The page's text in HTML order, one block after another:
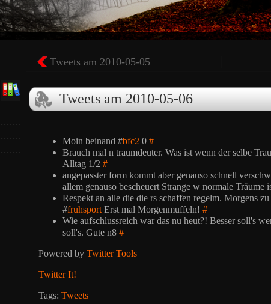
Tweets am 2010-05-05
Tweets am 2010-05-06
Moin beinand #bfc2 0 #
Brauch mal n traumdeuter. Was ist wenn der selbe
Alltag 1/2 #
angepasster form kommt aber genauso schnell
allem genauso bescheuert Strange w normale Träume
Respekt an alle die die rs schaffen regelm. Morgens
#fruhsport Erst mal Morgenmuffeln! #
Wie aufschlussreich war das nu heut?! Besser soll's
soll's. Gute n8 #
Powered by Twitter Tools
Twitter It!
Tags: Tweets